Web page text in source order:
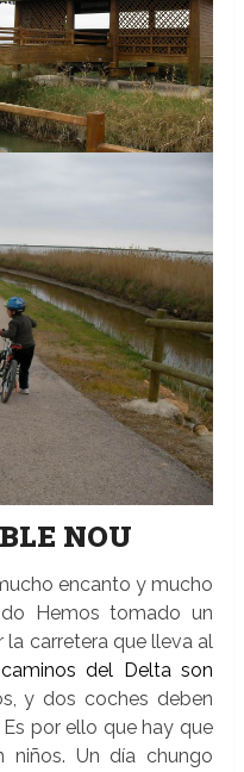
NOU
encanto y mucho
Hemos tomado un
carretera que lleva al
caminos del Delta son
y dos coches deben
por ello que hay que
niños. Un día chungo